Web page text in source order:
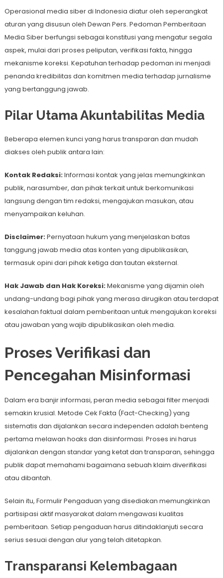
Operasional media siber di Indonesia diatur oleh seperangkat
aturan yang disusun oleh Dewan Pers. Pedoman Pemberitaan
Media Siber berfungsi sebagai konstitusi yang mengatur segala
aspek, mulai dari proses peliputan, verifikasi fakta, hingga
mekanisme koreksi. Kepatuhan terhadap pedoman ini menjadi
penanda kredibilitas dan komitmen media terhadap jurnalisme
yang bertanggung jawab.
Pilar Utama Akuntabilitas Media
Beberapa elemen kunci yang harus transparan dan mudah
diakses oleh publik antara lain:
Kontak Redaksi:Informasi kontak yang jelas memungkinkan
publik, narasumber, dan pihak terkait untuk berkomunikasi
langsung dengan tim redaksi, mengajukan masukan, atau
menyampaikan keluhan.
Disclaimer:Pernyataan hukum yang menjelaskan batas
tanggung jawab media atas konten yang dipublikasikan,
termasuk opini dari pihak ketiga dan tautan eksternal.
Hak Jawab dan Hak Koreksi:Mekanisme yang dijamin oleh
undang-undang bagi pihak yang merasa dirugikan atau terdapat
kesalahan faktual dalam pemberitaan untuk mengajukan koreksi
atau jawaban yang wajib dipublikasikan oleh media.
Proses Verifikasi dan
Pencegahan Misinformasi
Dalam era banjir informasi, peran media sebagai filter menjadi
semakin krusial. Metode Cek Fakta (Fact-Checking) yang
sistematis dan dijalankan secara independen adalah benteng
pertama melawan hoaks dan disinformasi. Proses ini harus
dijalankan dengan standar yang ketat dan transparan, sehingga
publik dapat memahami bagaimana sebuah klaim diverifikasi
atau dibantah.
Selain itu, Formulir Pengaduan yang disediakan memungkinkan
partisipasi aktif masyarakat dalam mengawasi kualitas
pemberitaan. Setiap pengaduan harus ditindaklanjuti secara
serius sesuai dengan alur yang telah ditetapkan.
Transparansi Kelembagaan